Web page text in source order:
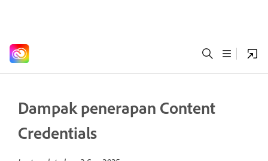
Dampak penerapan Content
Credentials